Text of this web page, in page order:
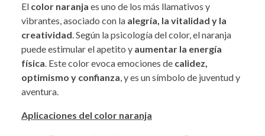
El color naranja es uno de los más llamativos y
vibrantes, asociado con la alegría, la vitalidad y la
creatividad. Según la psicología del color, el naranja
puede estimular el apetito y aumentar la energía
física. Este color evoca emociones de calidez,
optimismo y confianza, y es un símbolo de juventud y
aventura.
Aplicaciones del color naranja